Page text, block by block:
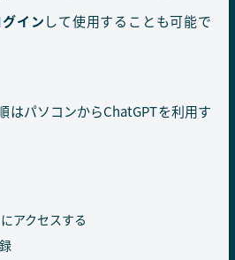
インして使用することも可能で
はパソコンからChatGPTを利用す
アクセスする